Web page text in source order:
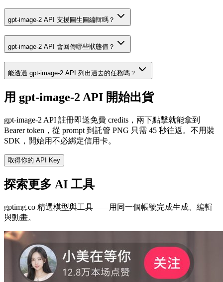
gpt-image-2 API 支援圖生圖編輯嗎？
gpt-image-2 API 會回傳哪些狀態值？
能透過 gpt-image-2 API 列出過去的任務嗎？
用 gpt-image-2 API 開始出貨
gpt-image-2 API 註冊即送免費 credits，兩下點擊就能拿到
Bearer token，從 prompt 到託管 PNG 只需 45 秒往返。不用裝
SDK，開始用不必綁定信用卡。
取得你的 API Key
探索更多 AI 工具
gptimg.co 精選模型與工具——用同一個帳號完成生成、編輯
與動畫。